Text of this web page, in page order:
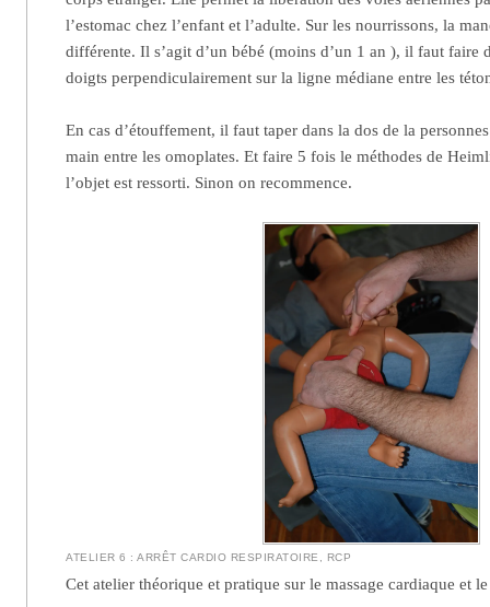
l’estomac chez l’enfant et l’adulte. Sur les nourrissons, la
différente. Il s’agit d’un bébé (moins d’un 1 an ), il faut faire
doigts perpendiculairement sur la ligne médiane entre les
En cas d’étouffement, il faut taper dans la dos de la
main entre les omoplates. Et faire 5 fois le méthodes de
l’objet est ressorti. Sinon on recommence.
ATELIER 6 : ARRÊT CARDIO RESPIRATOIRE, RCP
Cet atelier théorique et pratique sur le massage cardiaque et